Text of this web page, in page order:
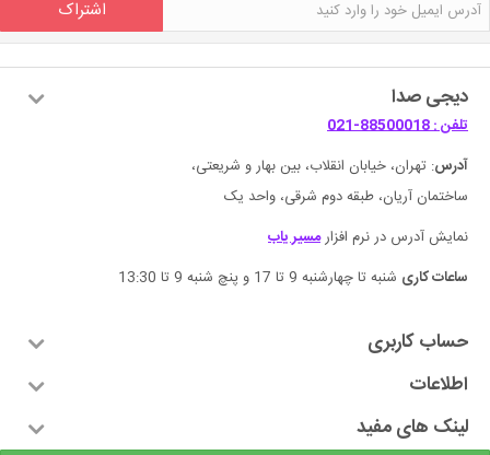
اشتراک
دیجی صدا
تلفن : 88500018-021
آدرس: تهران، خیابان انقلاب، بین بهار و شریعتی،
ساختمان آریان، طبقه دوم شرقی، واحد یک
نمایش آدرس در نرم افزارمسیر یاب
ساعات کاری شنبه تا چهارشنبه 9 تا 17 و پنچ شنبه 9 تا 13:30
حساب کاربری
اطلاعات
لینک های مفید